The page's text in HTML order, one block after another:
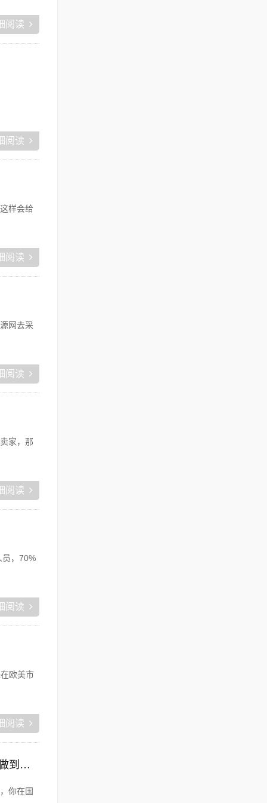
阅读
阅读
样会给
阅读
网去采
阅读
家，那
阅读
员，70%
阅读
欧美市
阅读
藤麦电商:在这个到处都是大资本触角普及的网络电商时代,普通的穷屌丝如何可以做到逆袭上位？
你在国